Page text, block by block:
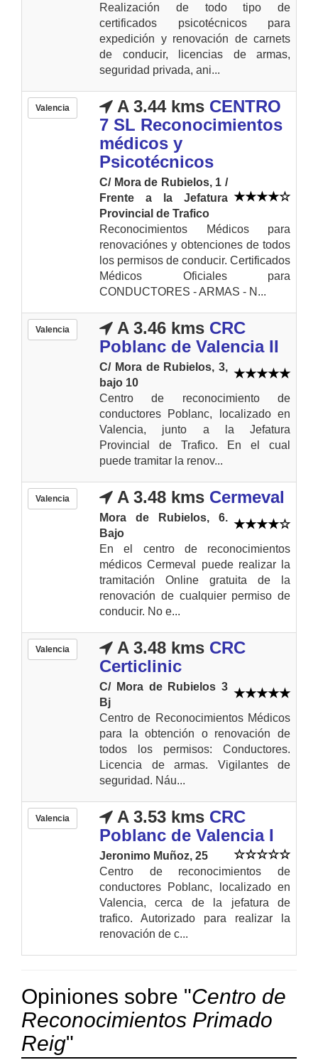
Realización de todo tipo de
certificados psicotécnicos para
expedición y renovación de carnets
de conducir, licencias de armas,
seguridad privada, ani...
Valencia A 3.44 kms CENTRO
7 SL Reconocimientos
médicos y
Psicotécnicos
C/ Mora de Rubielos, 1 /
Frente a la Jefatura
Provincial de Trafico
Reconocimientos Médicos para
renovaciónes y obtenciones de todos
los permisos de conducir. Certificados
Médicos Oficiales para
CONDUCTORES - ARMAS - N...
Valencia A 3.46 kms CRC
Poblanc de Valencia II
C/ Mora de Rubielos, 3,
bajo 10
Centro de reconocimiento de
conductores Poblanc, localizado en
Valencia, junto a la Jefatura
Provincial de Trafico. En el cual
puede tramitar la renov...
Valencia A 3.48 kms Cermeval
Mora de Rubielos, 6.
Bajo
En el centro de reconocimientos
médicos Cermeval puede realizar la
tramitación Online gratuita de la
renovación de cualquier permiso de
conducir. No e...
Valencia A 3.48 kms CRC
Certiclinic
C/ Mora de Rubielos 3
Bj
Centro de Reconocimientos Médicos
para la obtención o renovación de
todos los permisos: Conductores.
Licencia de armas. Vigilantes de
seguridad. Náu...
Valencia A 3.53 kms CRC
Poblanc de Valencia I
Jeronimo Muñoz, 25
Centro de reconocimientos de
conductores Poblanc, localizado en
Valencia, cerca de la jefatura de
trafico. Autorizado para realizar la
renovación de c...
Opiniones sobre "Centro de
Reconocimientos Primado
Reig"